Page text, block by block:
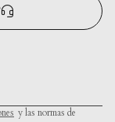
y las normas de